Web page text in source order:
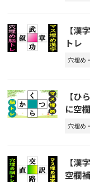
【漢
トレ
穴埋め
【ひ
に空
穴埋め
【漢
空欄